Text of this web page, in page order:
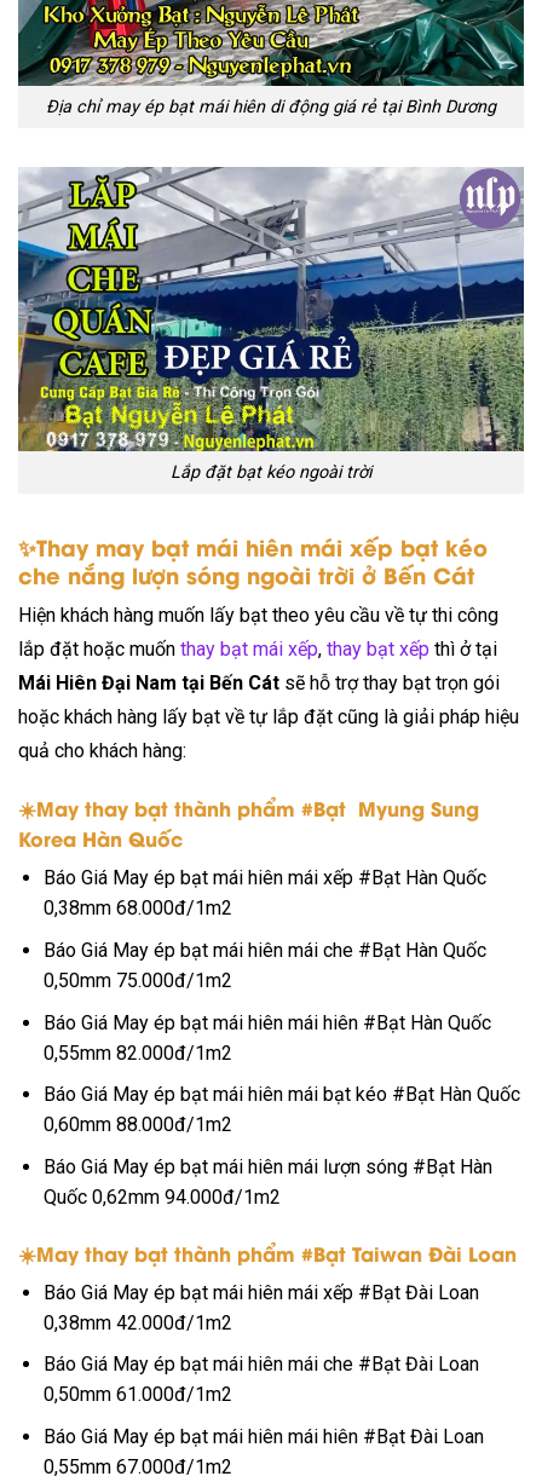
Địa chỉ may ép bạt mái hiên di động giá rẻ tại Bình Dương
Lắp đặt bạt kéo ngoài trời
✨Thay may bạt mái hiên mái xếp bạt kéo
che nắng lượn sóng ngoài trời ở Bến Cát
Hiện khách hàng muốn lấy bạt theo yêu cầu về tự thi công
lắp đặt hoặc muốn thay bạt mái xếp, thay bạt xếp thì ở tại
Mái Hiên Đại Nam tại Bến Cát sẽ hỗ trợ thay bạt trọn gói
hoặc khách hàng lấy bạt về tự lắp đặt cũng là giải pháp hiệu
quả cho khách hàng:
☀️May thay bạt thành phẩm #Bạt Myung Sung
Korea Hàn Quốc
Báo Giá May ép bạt mái hiên mái xếp #Bạt Hàn Quốc
0,38mm 68.000đ/1m2
Báo Giá May ép bạt mái hiên mái che #Bạt Hàn Quốc
0,50mm 75.000đ/1m2
Báo Giá May ép bạt mái hiên mái hiên #Bạt Hàn Quốc
0,55mm 82.000đ/1m2
Báo Giá May ép bạt mái hiên mái bạt kéo #Bạt Hàn Quốc
0,60mm 88.000đ/1m2
Báo Giá May ép bạt mái hiên mái lượn sóng #Bạt Hàn
Quốc 0,62mm 94.000đ/1m2
☀️May thay bạt thành phẩm #Bạt Taiwan Đài Loan
Báo Giá May ép bạt mái hiên mái xếp #Bạt Đài Loan
0,38mm 42.000đ/1m2
Báo Giá May ép bạt mái hiên mái che #Bạt Đài Loan
0,50mm 61.000đ/1m2
Báo Giá May ép bạt mái hiên mái hiên #Bạt Đài Loan
0,55mm 67.000đ/1m2